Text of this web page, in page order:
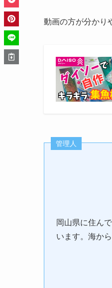
動画の方が分かり
管理人
岡山県に住ん
います。海か